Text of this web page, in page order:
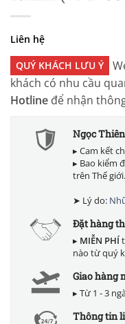
Liên hệ
QUÝ KHÁCH LƯU Ý
khách có nhu cầu
Hotline để nhận
Ngọc
▸ Cam kết
▸ Bao kiểm
trên Thế giới.
➤ Lý do:
Đặt hàng
▸ MIỄN PHÍ
nào từ quý
Giao hàng
▸ Từ 1 - 3
Thông tin